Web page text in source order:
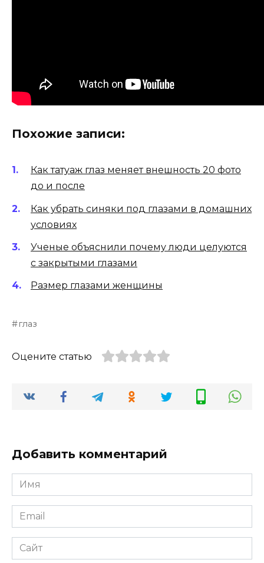
Похожие записи:
Как татуаж глаз меняет внешность 20 фото
до и после
Как убрать синяки под глазами в домашних
условиях
Ученые объяснили почему люди целуются
с закрытыми глазами
Размер глазами женщины
глаз
Оцените статью
Добавить комментарий
Имя
*
Email
*
Сайт